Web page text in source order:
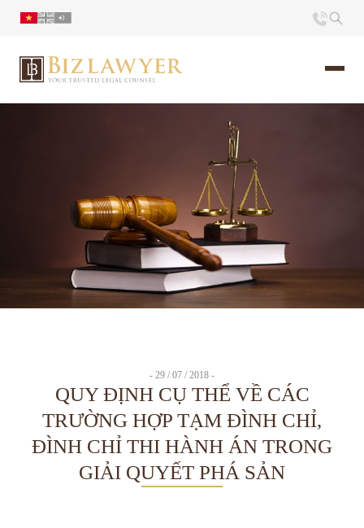
- 29 / 07 / 2018 -
QUY ĐỊNH CỤ THỂ VỀ CÁC
TRƯỜNG HỢP TẠM ĐÌNH CHỈ,
ĐÌNH CHỈ THI HÀNH ÁN TRONG
GIẢI QUYẾT PHÁ SẢN